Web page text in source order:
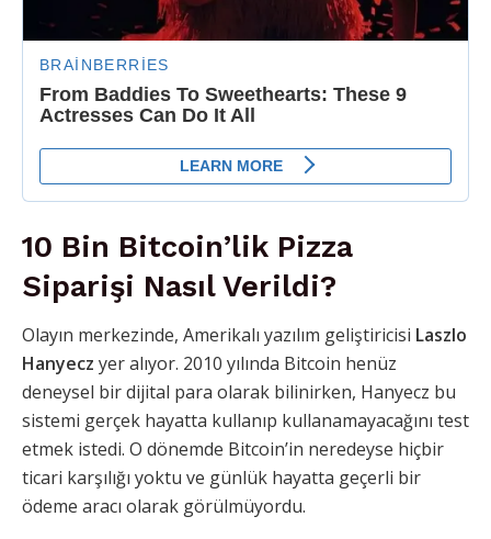
10 Bin Bitcoin’lik Pizza
Siparişi Nasıl Verildi?
Olayın merkezinde, Amerikalı yazılım geliştiricisi Laszlo
Hanyecz yer alıyor. 2010 yılında Bitcoin henüz
deneysel bir dijital para olarak bilinirken, Hanyecz bu
sistemi gerçek hayatta kullanıp kullanamayacağını test
etmek istedi. O dönemde Bitcoin’in neredeyse hiçbir
ticari karşılığı yoktu ve günlük hayatta geçerli bir
ödeme aracı olarak görülmüyordu.